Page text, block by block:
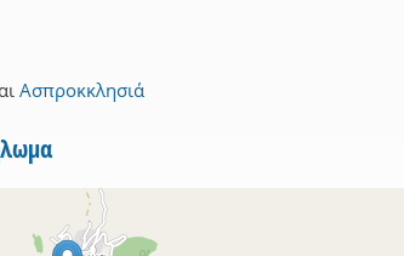
Ασπροκκλησιά